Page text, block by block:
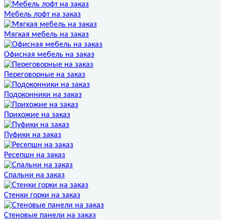
Мебель лофт на заказ
Мягкая мебель на заказ
Офисная мебель на заказ
Переговорные на заказ
Подоконники на заказ
Прихожие на заказ
Пуфики на заказ
Ресепшн на заказ
Спальни на заказ
Стенки горки на заказ
Стеновые панели на заказ